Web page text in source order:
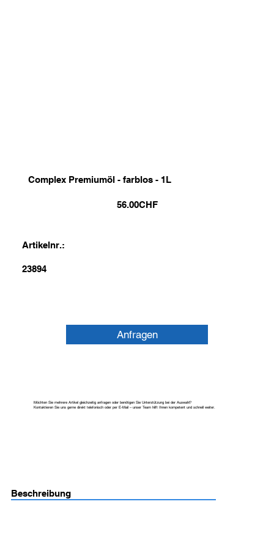
Complex Premiumöl - farblos - 1L
56.00CHF
Artikelnr.:
23894
Anfragen
Möchten Sie mehrere Artikel gleichzeitig anfragen oder benötigen Sie Unterstützung bei der Auswahl?
Kontaktieren Sie uns gerne direkt telefonisch oder per E-Mail – unser Team hilft Ihnen kompetent und schnell weiter.
Beschreibung